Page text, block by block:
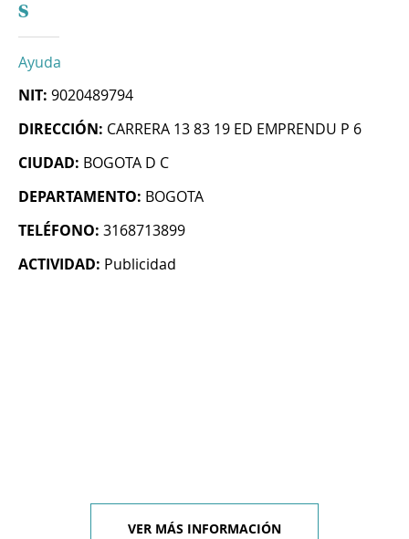
S
Ayuda
NIT: 9020489794
DIRECCIÓN: CARRERA 13 83 19 ED EMPRENDU P 6
CIUDAD: BOGOTA D C
DEPARTAMENTO: BOGOTA
TELÉFONO: 3168713899
ACTIVIDAD: Publicidad
VER MÁS INFORMACIÓN